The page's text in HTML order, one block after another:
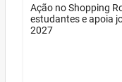
Ação no Shopping
estudantes e apoia
2027